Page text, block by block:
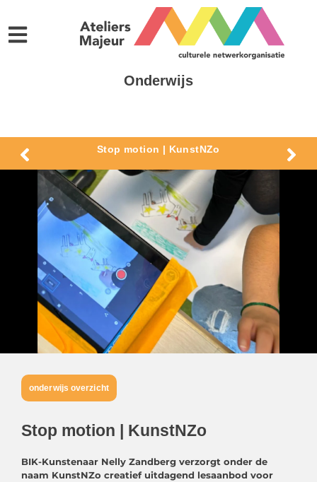
Onderwijs
Stop motion | KunstNZo
onderwijs overzicht
Stop motion | KunstNZo
BIK-Kunstenaar Nelly Zandberg verzorgt onder de
naam KunstNZo creatief uitdagend lesaanbod voor